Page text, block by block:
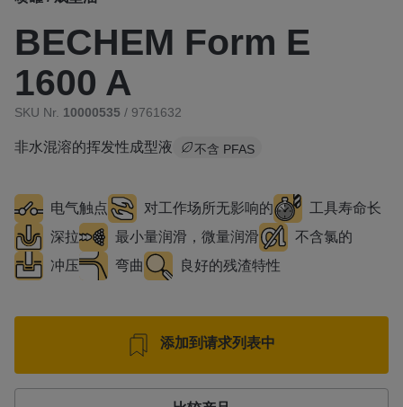
BECHEM Form E
1600 A
SKU Nr. 10000535 / 9761632
非水混溶的挥发性成型液 不含 PFAS
电气触点 对工作场所无影响的
工具寿命长
深拉
最小量润滑，微量润滑
不含氯的
冲压
弯曲 良好的残渣特性
添加到请求列表中